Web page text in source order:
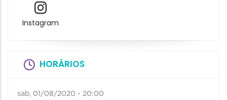
Instagram
HORÁRIOS
sab, 01/08/2020 - 20:00